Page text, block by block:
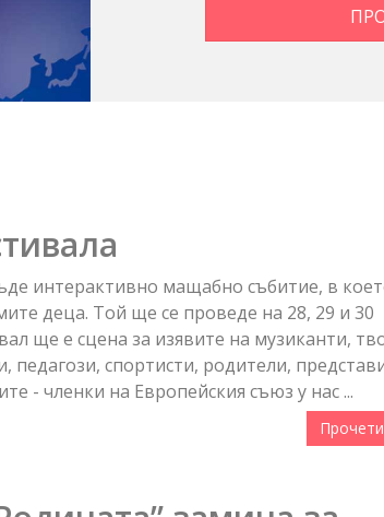
интерактивно мащабно събитие, в
деца. Той ще се проведе на 28, 29 и 30
ще е сцена за изявите на музиканти,
спортисти, родители,
- членки на Европейския съюз у нас ...